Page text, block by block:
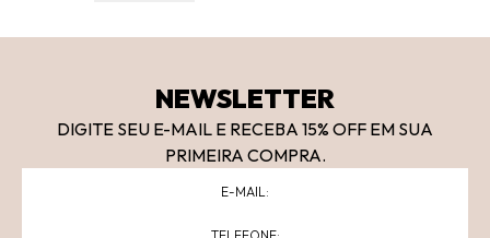
NEWSLETTER
DIGITE SEU E-MAIL E RECEBA 15% OFF EM SUA
PRIMEIRA COMPRA.